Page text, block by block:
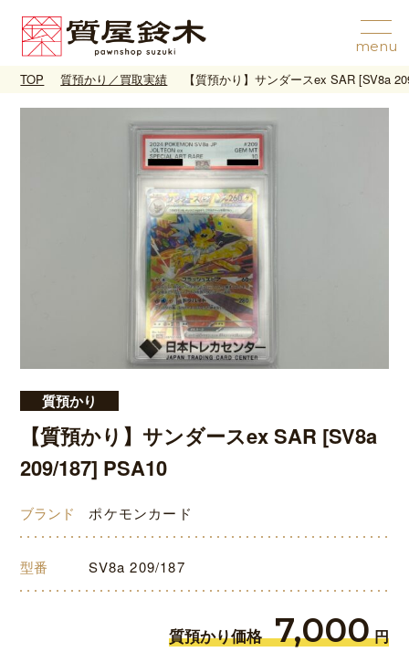
TOP 質預かり／買取実績 【質預かり】サンダースex SAR [SV8a
質預かり
【質預かり】サンダースex SAR [SV8a
209/187] PSA10
ブランド ポケモンカード
型番 SV8a 209/187
質預かり価格 7,000 円